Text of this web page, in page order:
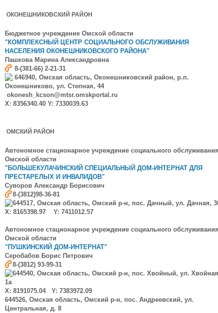
ОКОНЕШНИКОВСКИЙ РАЙОН
Бюджетное учреждение Омской области
"КОМПЛЕКСНЫЙ ЦЕНТР СОЦИАЛЬНОГО ОБСЛУЖИВАНИЯ
НАСЕЛЕНИЯ ОКОНЕШНИКОВСКОГО РАЙОНА"
Пашкова Марина Александровна
8-(381-66) 2-21-31
646940, Омская область, Оконешниковский район, р.п.
Оконешниково, ул. Степная, 44
okonesh_kcson@mtsr.omskportal.ru
X: 8356340.40 Y: 7330039.63
ОМСКИЙ РАЙОН
Автономное стационарное учреждение социального
Омской области
"БОЛЬШЕКУЛАЧИНСКИЙ СПЕЦИАЛЬНЫЙ ДОМ-ИНТЕРНАТ ДЛЯ
ПРЕСТАРЕЛЫХ И ИНВАЛИДОВ"
Суворов Александр Борисович
8-(3812)98-36-81
644517, Омская область, Омский р-н, пос. Дачный, ул. Дачная,
X: 8165398.97 Y: 7411012.57
Автономное стационарное учреждение социального
Омской области
"ПУШКИНСКИЙ ДОМ-ИНТЕРНАТ"
Серобабов Борис Петрович
8-(3812) 93-99-31
644540, Омская область, Омский р-н, пос. Хвойный, ул.
1а
X: 8191075.04 Y: 7383972.09
644526, Омская область, Омский р-н, пос. Андреевский, ул.
Центральная, д. 8